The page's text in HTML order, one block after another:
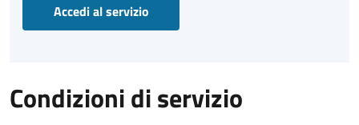
Accedi al servizio
Condizioni di servizio